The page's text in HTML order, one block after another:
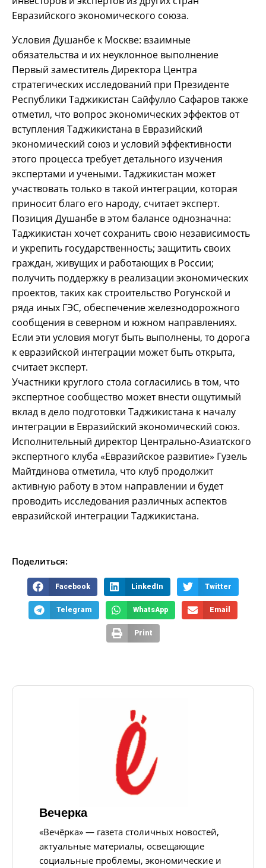
Евразийского экономического союза.
Условия Душанбе к Москве: взаимные
обязательства и их неуклонное выполнение
Первый заместитель Директора Центра
стратегических исследований при Президенте
Республики Таджикистан Сайфулло Сафаров также
отметил, что вопрос экономических эффектов от
вступления Таджикистана в Евразийский
экономический союз и условий эффективности
этого процесса требует детального изучения
экспертами и учеными. Таджикистан может
участвовать только в такой интеграции, которая
приносит благо его народу, считает эксперт.
Позиция Душанбе в этом балансе однозначна:
Таджикистан хочет сохранить свою независимость
и укрепить государственность; защитить своих
граждан, живущих и работающих в России;
получить поддержку в реализации экономических
проектов, таких как строительство Рогунской и
ряда иных ГЭС, обеспечение железнодорожного
сообщения в северном и южном направлениях.
Если эти условия могут быть выполнены, то дорога
к евразийской интеграции может быть открыта,
считает эксперт.
Участники круглого стола согласились в том, что
экспертное сообщество может внести ощутимый
вклад в дело подготовки Таджикистана к началу
интеграции в Евразийский экономический союз.
Исполнительный директор Центрально-Азиатского
экспертного клуба «Евразийское развитие» Гузель
Майтдинова отметила, что клуб продолжит
активную работу в этом направлении и будет
проводить исследования различных аспектов
евразийской интеграции Таджикистана.
Поделиться:
Facebook LinkedIn Twitter
Telegram WhatsApp Email
Print
Вечерка
«Вечёрка» — газета столичных новостей,
актуальные материалы, освещающие
социальные проблемы, экономические и